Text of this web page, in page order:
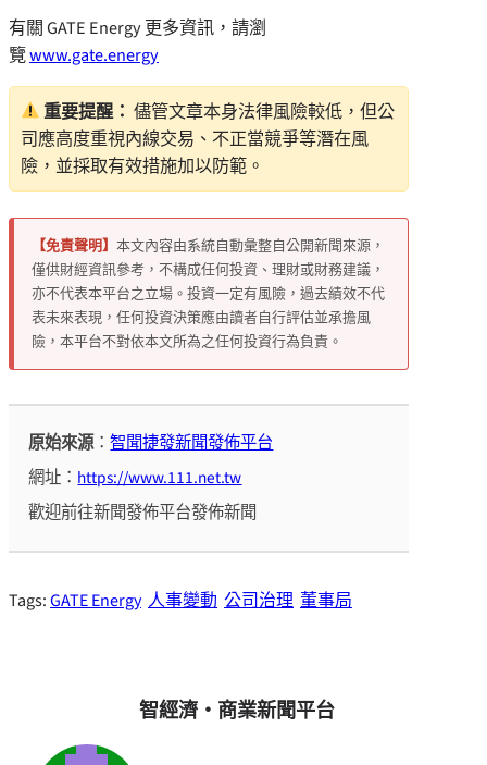
有關 GATE Energy 更多資訊，請瀏
覽www.gate.energy
重要提醒： 儘管文章本身法律風險較低，但公
司應高度重視內線交易、不正當競爭等潛在風
險，並採取有效措施加以防範。
【免責聲明】 本文內容由系統自動彙整自公開新聞來源，
僅供財經資訊參考，不構成任何投資、理財或財務建議，
亦不代表本平台之立場。投資一定有風險，過去績效不代
表未來表現，任何投資決策應由讀者自行評估並承擔風
險，本平台不對依本文所為之任何投資行為負責。
原始來源：智聞捷發新聞發佈平台
網址： https://www.111.net.tw
歡迎前往新聞發佈平台發佈新聞
Tags:GATE Energy 人事變動 公司治理 董事局
智經濟・商業新聞平台